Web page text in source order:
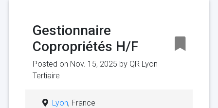
Gestionnaire
Copropriétés H/F
Posted on Nov. 15, 2025 by QR Lyon
Tertiaire
Lyon, France